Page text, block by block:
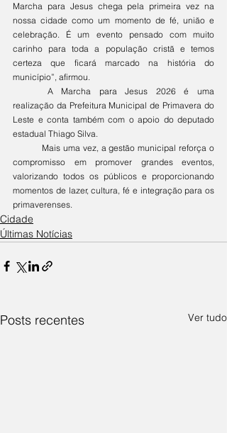
Marcha para Jesus chega pela primeira vez na
nossa cidade como um momento de fé, união e
celebração. É um evento pensado com muito
carinho para toda a população cristã e temos
certeza que ficará marcado na história do
município”, afirmou.
realização da Prefeitura Municipal de Primavera do
Leste e conta também com o apoio do deputado
estadual Thiago Silva.
compromisso em promover grandes eventos,
valorizando todos os públicos e proporcionando
momentos de lazer, cultura, fé e integração para os
primaverenses.
Cidade
Últimas Notícias
Posts recentes Ver tudo